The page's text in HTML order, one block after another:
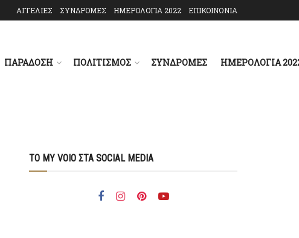
ΑΓΓΕΛΙΕΣ ΣΥΝΔΡΟΜΕΣ ΗΜΕΡΟΛΟΓΙΑ 2022 ΕΠΙΚΟΙΝΩΝΙΑ
ΠΑΡΑΔΟΣΗ ΠΟΛΙΤΙΣΜΟΣ ΣΥΝΔΡΟΜΕΣ ΗΜΕΡΟΛΟΓΙΑ
ΤΟ MY VOIO ΣΤΑ SOCIAL MEDIA